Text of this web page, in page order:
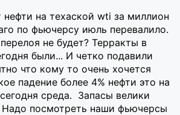
нефти на техаской wti за миллион
по фьючерсу июль перевалило.
не будет? Терракты в
были... И четко подавили
что кому то очень хочется
падение более 4% нефти это на
среда. Запасы велики
посмотреть наши фьючерсы